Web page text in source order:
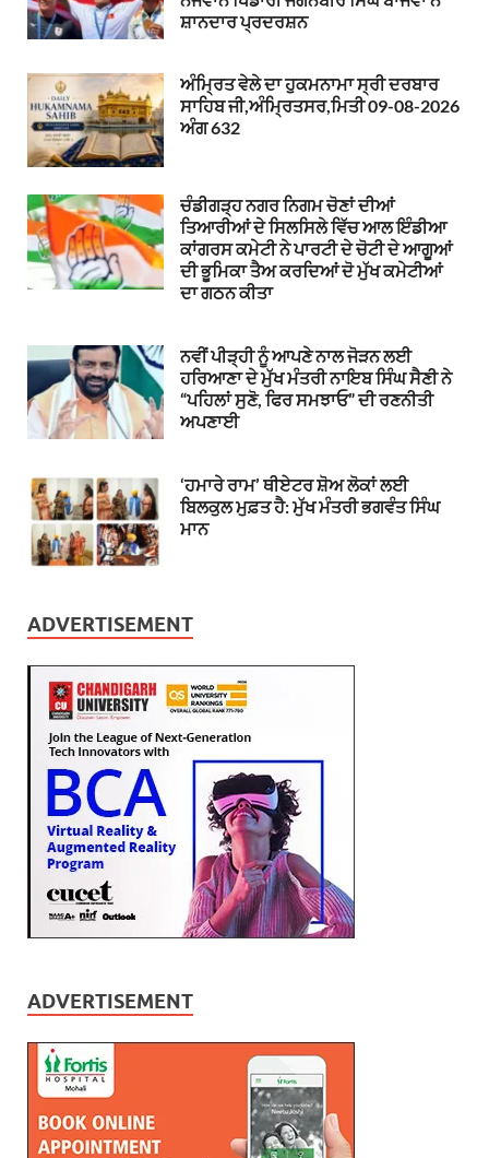
ਸ਼ਾਨਦਾਰ ਪ੍ਰਦਰਸ਼ਨ
ਅੰਮ੍ਰਿਤ ਵੇਲੇ ਦਾ ਹੁਕਮਨਾਮਾ ਸ੍ਰੀ ਦਰਬਾਰ
ਸਾਹਿਬ ਜੀ,ਅੰਮ੍ਰਿਤਸਰ,ਮਿਤੀ 09-08-2026
ਅੰਗ 632
ਚੰਡੀਗੜ੍ਹ ਨਗਰ ਨਿਗਮ ਚੋਣਾਂ ਦੀਆਂ
ਤਿਆਰੀਆਂ ਦੇ ਸਿਲਸਿਲੇ ਵਿੱਚ ਆਲ ਇੰਡੀਆ
ਕਾਂਗਰਸ ਕਮੇਟੀ ਨੇ ਪਾਰਟੀ ਦੇ ਚੋਟੀ ਦੇ ਆਗੂਆਂ
ਦੀ ਭੂਮਿਕਾ ਤੈਅ ਕਰਦਿਆਂ ਦੋ ਮੁੱਖ ਕਮੇਟੀਆਂ
ਦਾ ਗਠਨ ਕੀਤਾ
ਨਵੀਂ ਪੀੜ੍ਹੀ ਨੂੰ ਆਪਣੇ ਨਾਲ ਜੋੜਨ ਲਈ
ਹਰਿਆਣਾ ਦੇ ਮੁੱਖ ਮੰਤਰੀ ਨਾਇਬ ਸਿੰਘ ਸੈਣੀ ਨੇ
“ਪਹਿਲਾਂ ਸੁਣੋ, ਫਿਰ ਸਮਝਾਓ” ਦੀ ਰਣਨੀਤੀ
ਅਪਣਾਈ
‘ਹਮਾਰੇ ਰਾਮ’ ਥੀਏਟਰ ਸ਼ੋਅ ਲੋਕਾਂ ਲਈ
ਬਿਲਕੁਲ ਮੁਫ਼ਤ ਹੈ: ਮੁੱਖ ਮੰਤਰੀ ਭਗਵੰਤ ਸਿੰਘ
ਮਾਨ
ADVERTISEMENT
ADVERTISEMENT